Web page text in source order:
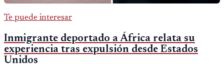
Te puede interesar
Inmigrante deportado a África relata su
experiencia tras expulsión desde Estados
Unidos